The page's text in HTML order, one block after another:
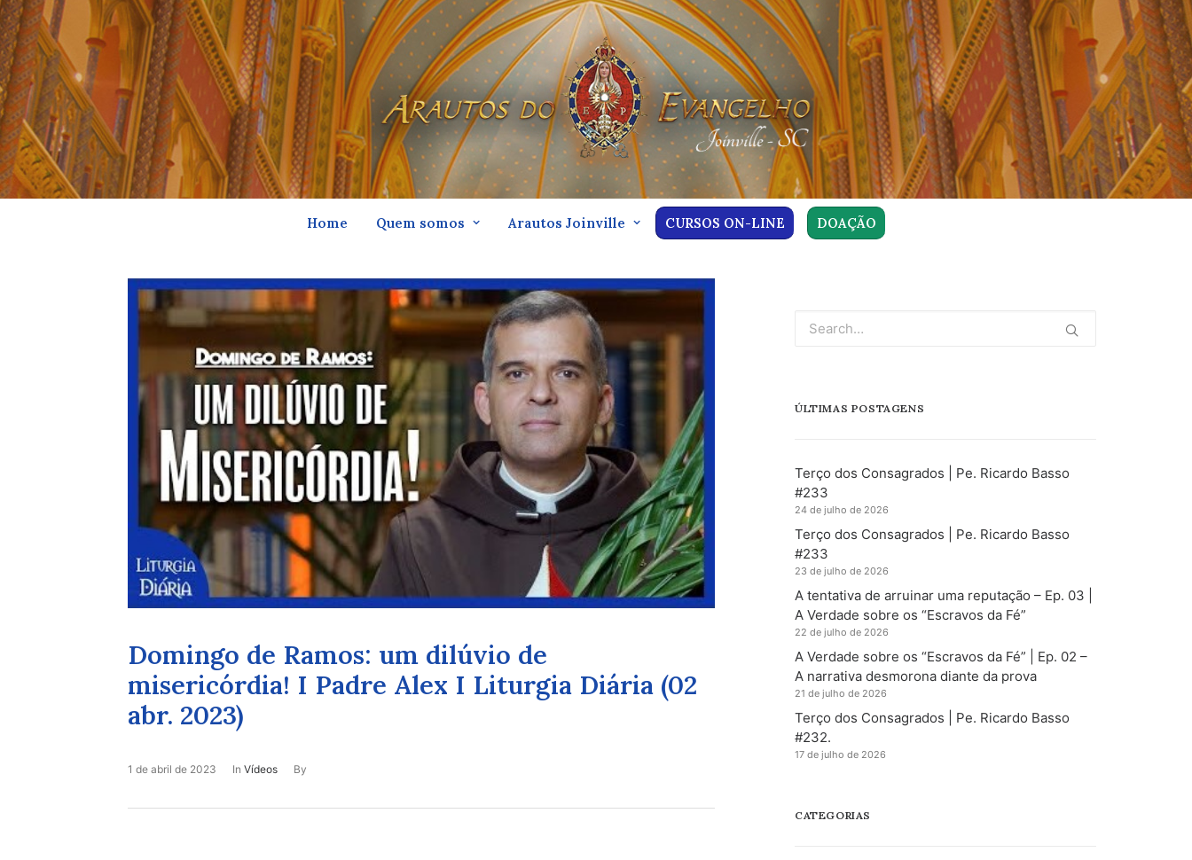
Home Quem somos Arautos Joinville CURSOS ON-LINE DOAÇÃO
Domingo de Ramos: um dilúvio de
misericórdia! I Padre Alex I Liturgia Diária (02
abr. 2023)
1 de abril de 2023 In Vídeos By
ÚLTIMAS POSTAGENS
Terço dos Consagrados | Pe. Ricardo Basso
#233
24 de julho de 2026
Terço dos Consagrados | Pe. Ricardo Basso
#233
23 de julho de 2026
A tentativa de arruinar uma reputação – Ep. 03 |
A Verdade sobre os “Escravos da Fé”
22 de julho de 2026
A Verdade sobre os “Escravos da Fé” | Ep. 02 –
A narrativa desmorona diante da prova
21 de julho de 2026
Terço dos Consagrados | Pe. Ricardo Basso
#232.
17 de julho de 2026
CATEGORIAS